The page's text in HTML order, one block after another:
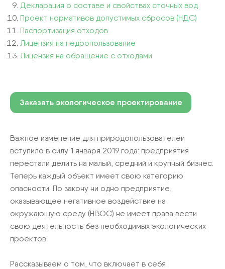
Декларация о составе и свойствах сточных вод
Проект нормативов допустимых сбросов (НДС)
Паспортизация отходов
Лицензия на недропользование
Лицензия на обращение с отходами
Заказать экологическое проектирование
Важное изменение для природопользователей
вступило в силу 1 января 2019 года: предприятия
перестали делить на малый, средний и крупный бизнес.
Теперь каждый объект имеет свою категорию
опасности. По закону ни одно предприятие,
оказывающее негативное воздействие на
окружающую среду (НВОС) не имеет права вести
свою деятельность без необходимых экологических
проектов.
Рассказываем о том, что включает в себя